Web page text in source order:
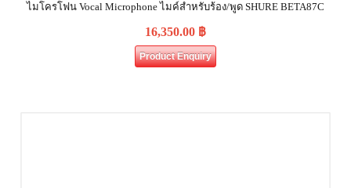
ไมโครโฟน Vocal Microphone ไมค์สำหรับร้อง/พูด SHURE BETA87C
16,350.00 ฿
Product Enquiry